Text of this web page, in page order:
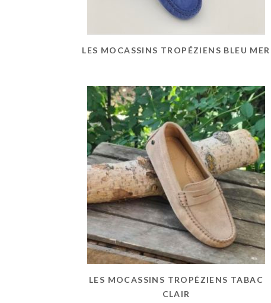
LES MOCASSINS TROPÉZIENS BLEU MER
LES MOCASSINS TROPÉZIENS TABAC
CLAIR